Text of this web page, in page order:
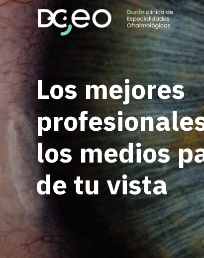
Ir
al
contenido
Los mejores
los medios
de tu vista